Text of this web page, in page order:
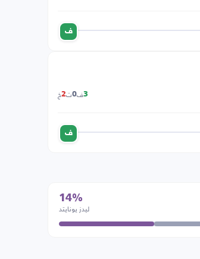
ف
3ف0ت2خ
ف
14%
ليدز يونايتد